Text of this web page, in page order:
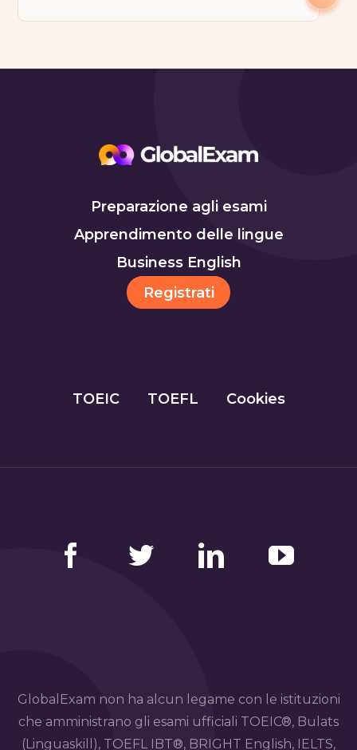
Preparazione agli esami
Apprendimento delle lingue
Business English
Registrati
TOEIC TOEFL Cookies
GlobalExam non ha alcun legame con le istituzioni
che amministrano gli esami ufficiali TOEIC®, Bulats
(Linguaskill), TOEFL IBT®, BRIGHT English, IELTS,